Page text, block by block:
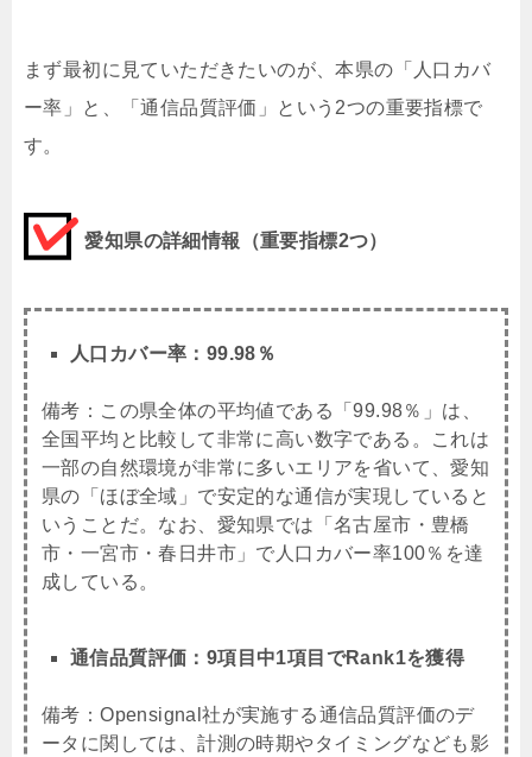
まず最初に見ていただきたいのが、本県の「人口カバ
ー率」と、「通信品質評価」という2つの重要指標で
す。
愛知県の詳細情報（重要指標2つ）
人口カバー率： 99.98 ％
備考：この県全体の平均値である「99.98％」は、
全国平均と比較して非常に高い数字である。これは
一部の自然環境が非常に多いエリアを省いて、愛知
県の「ほぼ全域」で安定的な通信が実現していると
いうことだ。なお、愛知県では「名古屋市・豊橋
市・一宮市・春日井市」で人口カバー率100％を達
成している。
通信品質評価：9項目中1項目でRank1を獲得
備考：Opensignal社が実施する通信品質評価のデ
ータに関しては、計測の時期やタイミングなども影